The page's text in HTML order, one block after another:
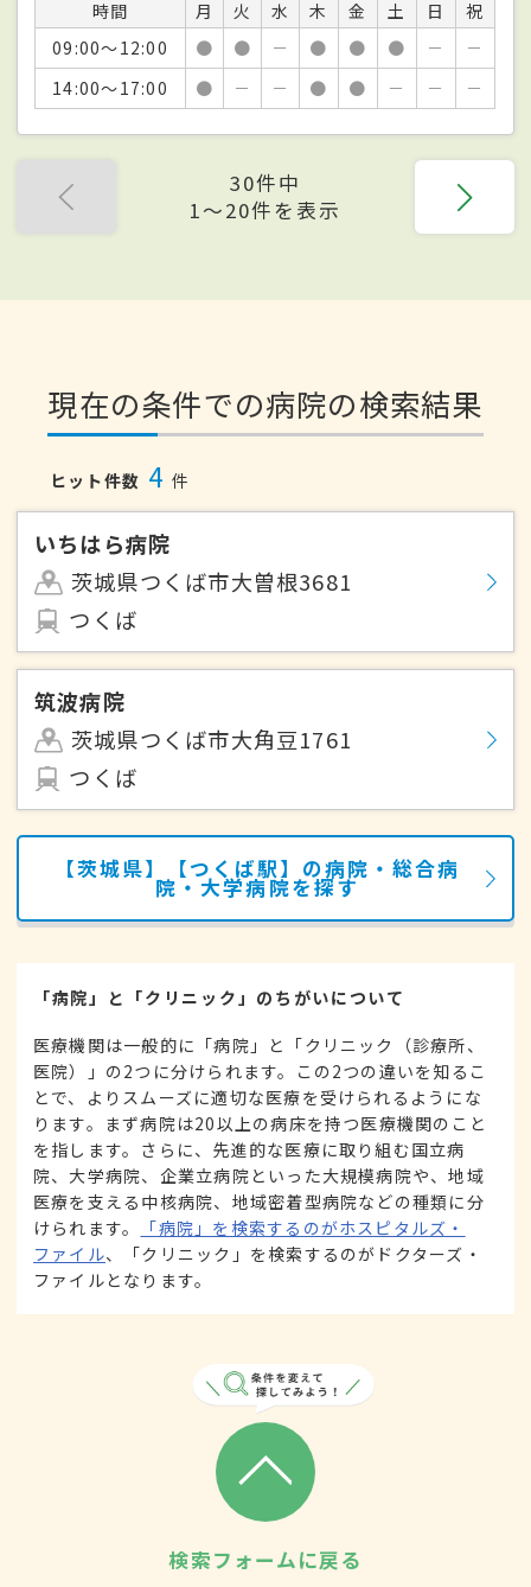
時間 月 火 水 木 金 土 日
祝
09:00～12:00
● ● － ● ● ● －
－
14:00～17:00
● － － ● ● － － －
30件中
1〜20件を表示
現在の条件での病院の検索結果
ヒット件数 4 件
いちはら病院
茨城県つくば市大曽根3681
つくば
筑波病院
茨城県つくば市大角豆1761
つくば
【茨城県】【つくば駅】の病院・総合病
院・大学病院を探す
「病院」と「クリニック」のちがいについて
医療機関は一般的に「病院」と「クリニック（診療所、
医院）」の2つに分けられます。この2つの違いを知るこ
とで、よりスムーズに適切な医療を受けられるようにな
ります。まず病院は20以上の病床を持つ医療機関のこと
を指します。さらに、先進的な医療に取り組む国立病
院、大学病院、企業立病院といった大規模病院や、地域
医療を支える中核病院、地域密着型病院などの種類に分
けられます。
「病院」を検索するのがホスピタルズ・
ファイル、「クリニック」を検索するのがドクターズ・
ファイルとなります。
検索フォームに戻る